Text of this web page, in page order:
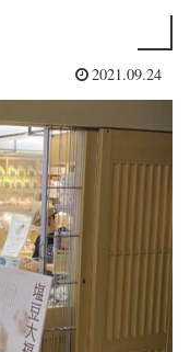
2021.09.24